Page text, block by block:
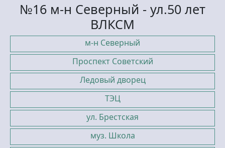
№16 м-н Северный - ул.50 лет
ВЛКСМ
м-н Северный
Проспект Советский
Ледовый дворец
ТЭЦ
ул. Брестская
муз. Школа